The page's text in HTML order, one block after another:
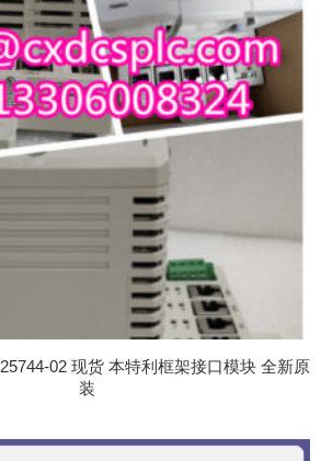
02 现货 本特利框架接口模块 全新原
装